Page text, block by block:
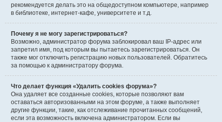
рекомендуется делать это на общедоступном компьютере, например
в библиотеке, интернет-кафе, университете и т.д.
Почему я не могу зарегистрироваться?
Возможно, администратор форума заблокировал ваш IP-адрес или
запретил имя, под которым вы пытаетесь зарегистрироваться. Он
также мог отключить регистрацию новых пользователей. Обратитесь
за помощью к администратору форума.
Что делает функция «Удалить cookies форума»?
Она удаляет все созданные cookies, которые позволяют вам
оставаться авторизованными на этом форуме, а также выполняет
другие функции, такие, как отслеживание прочитанных сообщений,
если эта возможность включена администратором. Если вы